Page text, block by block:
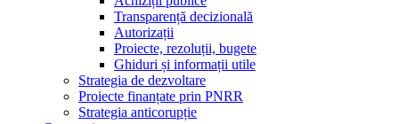
Transparență decizională
Autorizații
Proiecte, rezoluții, bugete
Ghiduri și informații utile
Strategia de dezvoltare
Proiecte finanțate prin PNRR
Strategia anticorupție